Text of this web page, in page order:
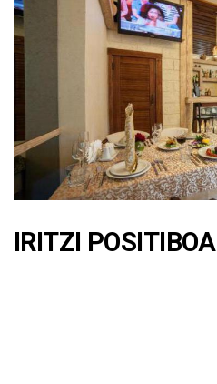
IRITZI POSITIBOA